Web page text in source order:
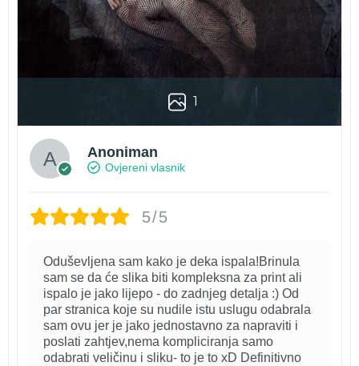
1
Anoniman
Ovjereni vlasnik
5/5
Oduševljena sam kako je deka ispala!Brinula
sam se da će slika biti kompleksna za print ali
ispalo je jako lijepo - do zadnjeg detalja :) Od
par stranica koje su nudile istu uslugu odabrala
sam ovu jer je jako jednostavno za napraviti i
poslati zahtjev,nema kompliciranja samo
odabrati veličinu i sliku- to je to xD Definitivno